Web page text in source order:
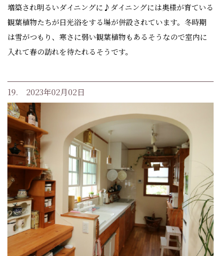
増築され明るいダイニングに♪ダイニングには奥様が育ている
観葉植物たちが日光浴をする場が併設されています。冬時期
は雪がつもり、寒さに弱い観葉植物もあるそうなので室内に
入れて春の訪れを待たれるそうです。
19. 2023年02月02日